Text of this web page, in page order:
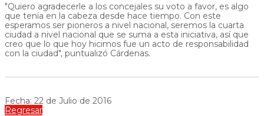
"Quiero agradecerle a los concejales su voto a favor, es algo
que tenía en la cabeza desde hace tiempo. Con este
esperamos ser pioneros a nivel nacional, seremos la cuarta
ciudad a nivel nacional que se suma a esta iniciativa, así que
creo que lo que hoy hicimos fue un acto de responsabilidad
con la ciudad", puntualizó Cárdenas.
Fecha: 22 de Julio de 2016
Regresar